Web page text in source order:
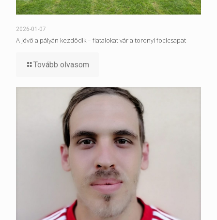
2026-01-07
A jövő a pályán kezdődik – fiatalokat vár a toronyi focicsapat
Tovább olvasom